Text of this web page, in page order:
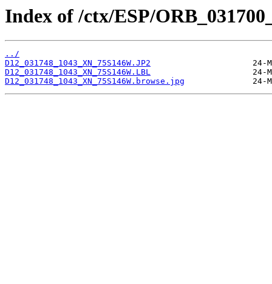
Index of /ctx/ESP/
../
D12_031748_1043_XN_75S146W.JP2
D12_031748_1043_XN_75S146W.LBL
D12_031748_1043_XN_75S146W.browse.jpg